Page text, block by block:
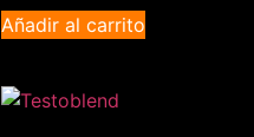
Añadir al carrito